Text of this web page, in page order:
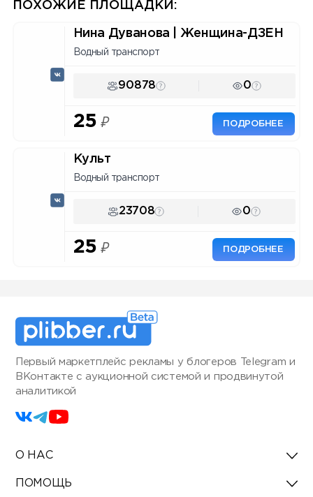
ПОХОЖИЕ ПЛОЩАДКИ:
Нина Дуванова | Женщина-ДЗЕН
Водный транспорт
90878 0
25 ₽ ПОДРОБНЕЕ
Культ
Водный транспорт
23708 0
25 ₽ ПОДРОБНЕЕ
Первый маркетплейс рекламы у блогеров Telegram и
ВКонтакте с аукционной системой и продвинутой
аналитикой
О НАС
ПОМОЩЬ